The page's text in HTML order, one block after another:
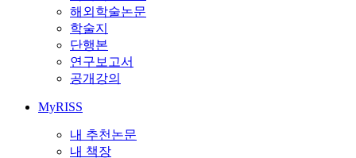
해외학술논문
학술지
단행본
연구보고서
공개강의
MyRISS
내 추천논문
내 책장